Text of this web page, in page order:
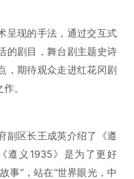
呈现的手法，通过交互式
的剧目，舞台剧主题史诗
，期待观众走进红花冈剧
。
副区长王成英介绍了《遵
遵义1935》是为了更好
事”，站在“世界眼光，中